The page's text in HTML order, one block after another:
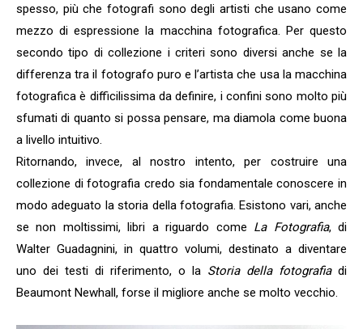
spesso, più che fotografi sono degli artisti che usano come
mezzo di espressione la macchina fotografica. Per questo
secondo tipo di collezione i criteri sono diversi anche se la
differenza tra il fotografo puro e l’artista che usa la macchina
fotografica è difficilissima da definire, i confini sono molto più
sfumati di quanto si possa pensare, ma diamola come buona
a livello intuitivo.
Ritornando, invece, al nostro intento, per costruire una
collezione di fotografia credo sia fondamentale conoscere in
modo adeguato la storia della fotografia. Esistono vari, anche
se non moltissimi, libri a riguardo come La Fotografia, di
Walter Guadagnini, in quattro volumi, destinato a diventare
uno dei testi di riferimento, o la Storia della fotografiadi
Beaumont Newhall, forse il migliore anche se molto vecchio.